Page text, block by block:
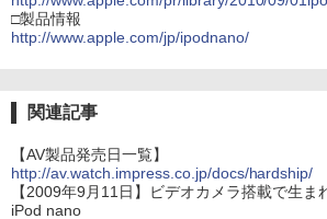
□製品情報
http://www.apple.com/jp/ipodnano/
関連記事
【AV製品発売日一覧】
http://av.watch.impress.co.jp/docs/hardship/
【2009年9月11日】ビデオカメラ搭載で生ま
iPod nano